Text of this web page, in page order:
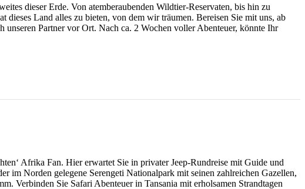
dieser Erde. Von atemberaubenden Wildtier-Reservaten, bis hin zu
Land alles zu bieten, von dem wir träumen. Bereisen Sie mit uns, ab
unseren Partner vor Ort. Nach ca. 2 Wochen voller Abenteuer, könnte Ihr
Afrika Fan. Hier erwartet Sie in privater Jeep-Rundreise mit Guide und
im Norden gelegene Serengeti Nationalpark mit seinen zahlreichen Gazellen,
Verbinden Sie Safari Abenteuer in Tansania mit erholsamen Strandtagen